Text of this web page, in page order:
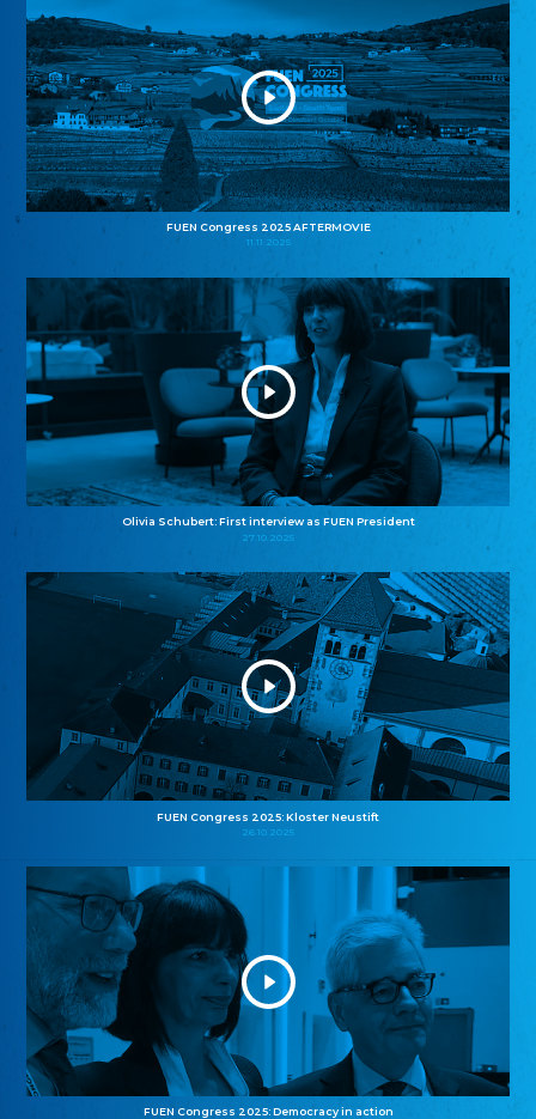
FUEN Congress 2025 AFTERMOVIE
11.11.2025
Olivia Schubert: First interview as FUEN President
27.10.2025
FUEN Congress 2025: Kloster Neustift
26.10.2025
FUEN Congress 2025: Democracy in action